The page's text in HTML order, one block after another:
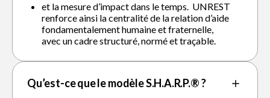
et la mesure d’impact dans le temps. UNREST
renforce ainsi la centralité de la relation d’aide
fondamentalement humaine et fraternelle,
avec un cadre structuré, normé et traçable.
Qu’est-ce que le modèle S.H.A.R.P.® ?